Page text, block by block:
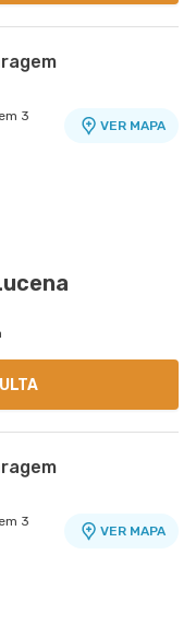
3
VER MAPA
3
VER MAPA